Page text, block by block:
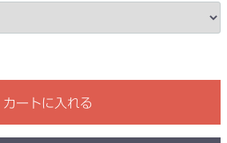
カートに入れる